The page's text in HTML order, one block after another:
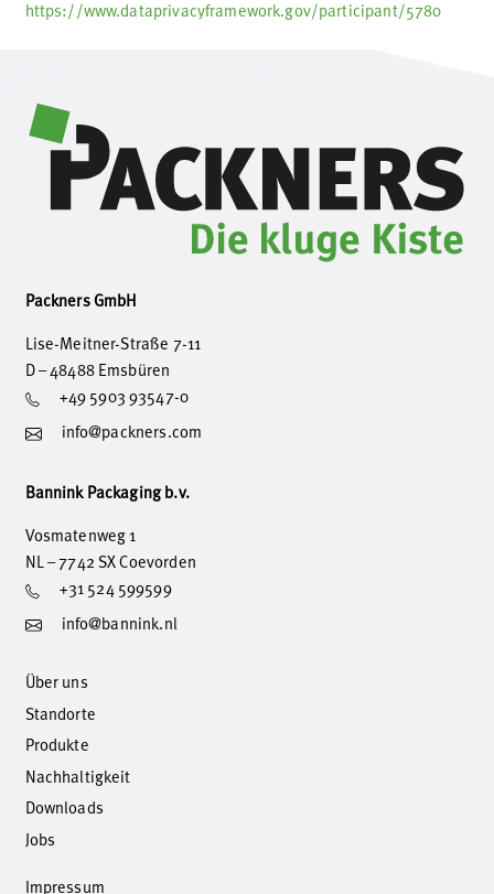
https://www.dataprivacyframework.gov/participant/5780
Packners GmbH
Lise-Meitner-Straße 7-11
D – 48488 Emsbüren
+49 5903 93547-0
info@packners.com
Bannink Packaging b.v.
Vosmatenweg 1
NL – 7742 SX Coevorden
+31 524 599599
info@bannink.nl
Über uns
Standorte
Produkte
Nachhaltigkeit
Downloads
Jobs
Impressum